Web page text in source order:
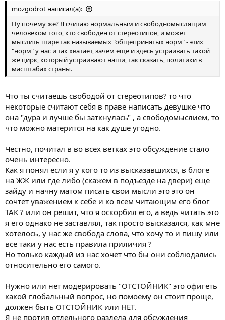
mоzgodrot написал(а):
Ну почему же? Я считаю нормальным и свободномыслящим
человеком того, кто свободен от стереотипов, и может
мыслить шире так называемых "общепринятых норм" - этих
"норм" у нас и так хватает, зачем еще и здесь устраивать такой
же цирк, который устраивают наши, так сказать, политики в
масштабах страны.
Что ты считаешь свободой от стереотипов? то что
некоторые считают себя в праве написать девушке что
она "дура и лучше бы заткнулась" , а свободомыслием, то
что можно матерится на как душе угодно.
Честно, почитал в во всех ветках это обсуждение стало
очень интересно.
Как я понял если я у кого то из высказавшихся, в блоге
на ЖЖ или где либо (скажем в подъезде на двери) еще
зайду и начну матом писать свои мысли это это он
сочтет уважением к себе и ко всем читающим его блог
ТАК ? или он решит, что я оскорбил его, а ведь читать это
я его однако не заставлял, так просто высказался, как мне
хотелось, у нас же свобода слова, что хочу то и пишу или
все таки у нас есть правила приличия ?
Но только каждый из нас хочет что бы они соблюдались
относительно его самого.
Нужно или нет модерировать "ОТСТОЙНИК" это офигеть
какой глобальный вопрос, но помоему он стоит проще,
должен быть ОТСТОЙНИК или НЕТ.
Я не против отдельного раздела для обсуждения